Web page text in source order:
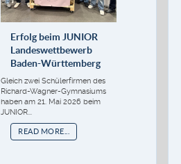
Erfolg beim JUNIOR
Landeswettbewerb
Baden-Württemberg
Gleich zwei Schülerfirmen des
Richard-Wagner-Gymnasiums
haben am 21. Mai 2026 beim
JUNIOR...
READ MORE...